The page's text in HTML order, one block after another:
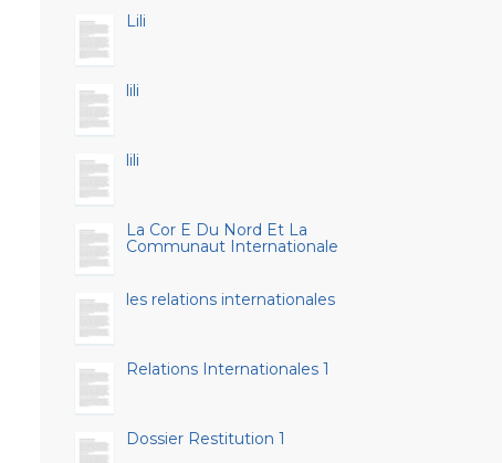
Lili
lili
lili
La Cor E Du Nord Et La
Communaut Internationale
les relations internationales
Relations Internationales 1
Dossier Restitution 1